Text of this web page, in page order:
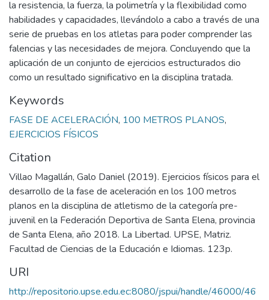
la resistencia, la fuerza, la polimetría y la flexibilidad como
habilidades y capacidades, llevándolo a cabo a través de una
serie de pruebas en los atletas para poder comprender las
falencias y las necesidades de mejora. Concluyendo que la
aplicación de un conjunto de ejercicios estructurados dio
como un resultado significativo en la disciplina tratada.
Keywords
FASE DE ACELERACIÓN, 100 METROS PLANOS,
EJERCICIOS FÍSICOS
Citation
Villao Magallán, Galo Daniel (2019). Ejercicios físicos para el
desarrollo de la fase de aceleración en los 100 metros
planos en la disciplina de atletismo de la categoría pre-
juvenil en la Federación Deportiva de Santa Elena, provincia
de Santa Elena, año 2018. La Libertad. UPSE, Matriz.
Facultad de Ciencias de la Educación e Idiomas. 123p.
URI
http://repositorio.upse.edu.ec:8080/jspui/handle/46000/46